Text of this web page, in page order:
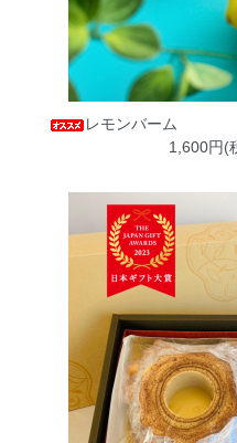
レモ
1,600円(